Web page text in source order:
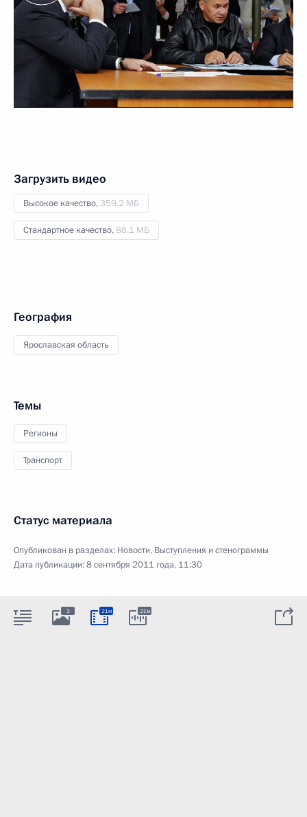
Загрузить видео
Высокое качество, 359.2 МБ
Стандартное качество,88.1 МБ
География
Ярославская область
Темы
Регионы
Транспорт
Статус материала
Опубликован в разделах: Новости, Выступления и стенограммы
Дата публикации:8 сентября 2011 года, 11:30
3 21м 21м